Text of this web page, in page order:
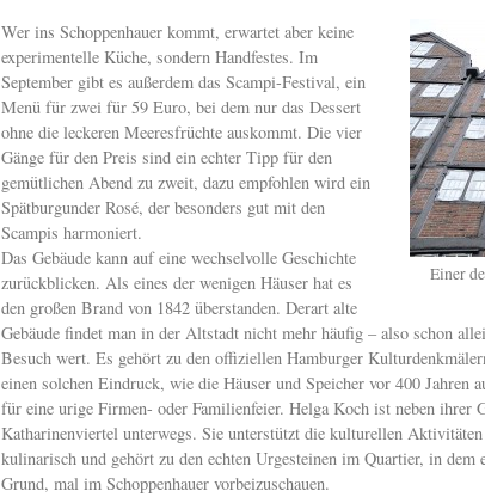
Einer
Wer ins Schoppenhauer kommt, erwartet aber keine
experimentelle Küche, sondern Handfestes. Im
September gibt es außerdem das Scampi-Festival, ein
Menü für zwei für 59 Euro, bei dem nur das Dessert
ohne die leckeren Meeresfrüchte auskommt. Die vier
Gänge für den Preis sind ein echter Tipp für den
gemütlichen Abend zu zweit, dazu empfohlen wird ein
Spätburgunder Rosé, der besonders gut mit den
Scampis harmoniert.
Das Gebäude kann auf eine wechselvolle Geschichte
zurückblicken. Als eines der wenigen Häuser hat es
den großen Brand von 1842 überstanden. Derart alte
Gebäude findet man in der Altstadt nicht mehr häufig – also schon
Besuch wert. Es gehört zu den offiziellen Hamburger
einen solchen Eindruck, wie die Häuser und Speicher vor 400 Jahren
für eine urige Firmen- oder Familienfeier. Helga Koch ist neben ihrer
Katharinenviertel unterwegs. Sie unterstützt die kulturellen
kulinarisch und gehört zu den echten Urgesteinen im Quartier, in
Grund, mal im Schoppenhauer vorbeizuschauen.